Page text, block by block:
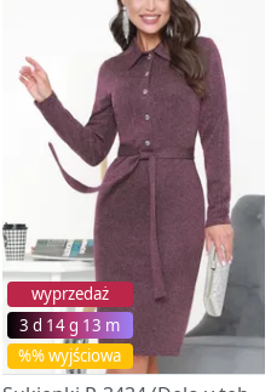
%% wyjściowa
3 d 14 g 13 m
wyprzedaż